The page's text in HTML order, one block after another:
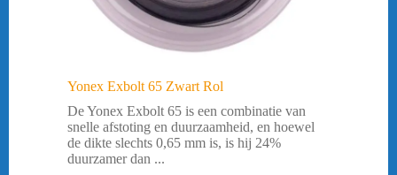
Yonex Exbolt 65 Zwart Rol
De Yonex Exbolt 65 is een combinatie van
snelle afstoting en duurzaamheid, en hoewel
de dikte slechts 0,65 mm is, is hij 24%
duurzamer dan ...